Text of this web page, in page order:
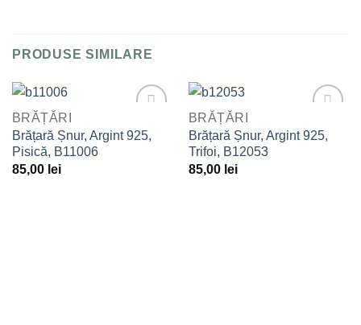
PRODUSE SIMILARE
Adaugă
BRĂȚĂRI
Brățară Șnur, Argint 925,
Pisică, B11006
85,00 lei
Adaugă
BRĂȚĂRI
Brățară Șnur, Argint 925,
Trifoi, B12053
85,00 lei